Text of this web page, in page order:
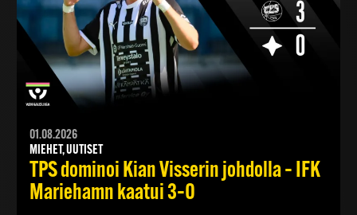
01.08.2026
MIEHET, UUTISET
TPS dominoi Kian Visserin johdolla – IFK
Mariehamn kaatui 3–0